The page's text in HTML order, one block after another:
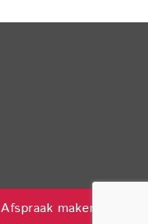
Afspraak maken